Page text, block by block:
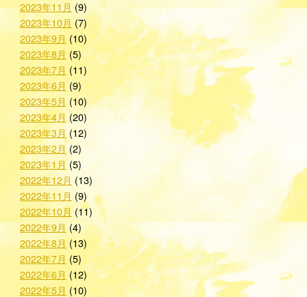
2023年11月(9)
2023年10月(7)
2023年9月 (10)
2023年8月 (5)
2023年7月 (11)
2023年6月(9)
2023年5月(10)
2023年4月 (20)
2023年3月 (12)
2023年2月(2)
2023年1月(5)
2022年12月 (13)
2022年11月(9)
2022年10月(11)
2022年9月(4)
2022年8月 (13)
2022年7月 (5)
2022年6月 (12)
2022年5月 (10)